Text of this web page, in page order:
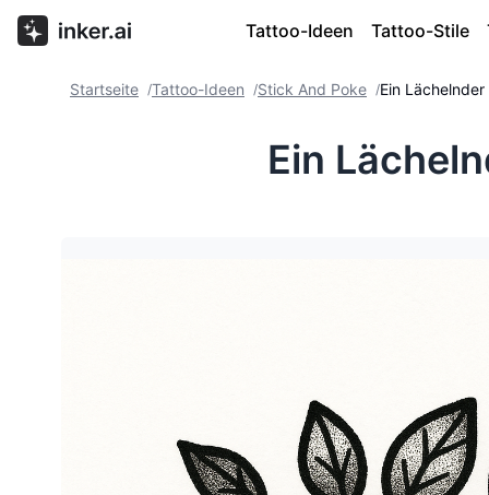
Tattoo-Ideen Tattoo-Stile
Startseite /Tattoo-Ideen /Stick And Poke /Ein
Ein